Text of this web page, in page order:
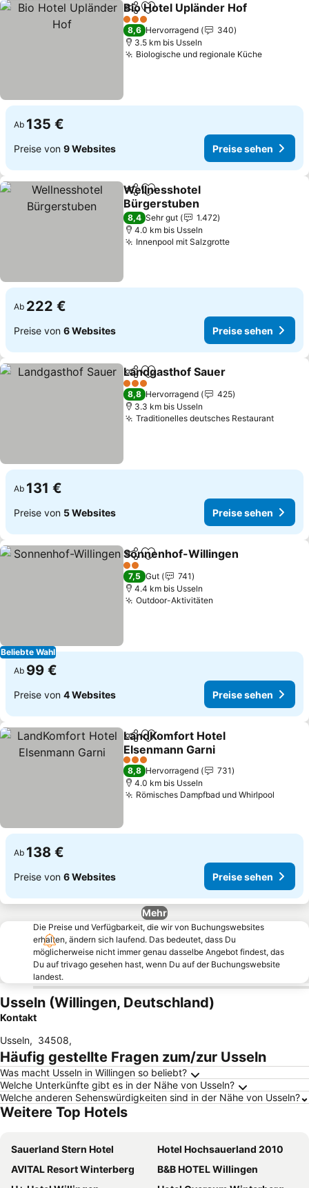
TeilenZu Favoriten hinzufügen
Bio Hotel Upländer Hof
3 Sterne
8,6 Hervorragend
340
3.5 km bis Usseln
Biologische und regionale KüchePreise
Ab 135 €
Preise von 9 Websites Preise sehen
TeilenZu Favoriten hinzufügen
Wellnesshotel
Bürgerstuben
Preise sehen
8,4 Sehr gut
1.472
4.0 km bis Usseln
Innenpool mit SalzgrottePreise sehen
Ab 222 €
Preise von 6 Websites Preise sehen
TeilenZu Favoriten hinzufügen
Landgasthof Sauer
3 Sterne
8,8 Hervorragend
425
3.3 km bis Usseln
Traditionelles deutsches RestaurantPreise
Ab 131 €
Preise von 5 Websites Preise sehen
Beliebte Wahl
TeilenZu Favoriten hinzufügen
Sonnenhof-Willingen
2 Sterne
7,5 Gut
741
4.4 km bis Usseln
Outdoor-Aktivitäten
Ab 99 €
Preise von 4 Websites Preise sehen
TeilenZu Favoriten hinzufügen
LandKomfort Hotel
Elsenmann Garni
Preise sehen
3 Sterne
8,8 Hervorragend
731
4.0 km bis Usseln
Römisches Dampfbad und Whirlpool
Ab 138 €
Preise von 6 Websites Preise sehen
Mehr
Die Preise und Verfügbarkeit, die wir von Buchungswebsites
erhalten, ändern sich laufend. Das bedeutet, dass Du
möglicherweise nicht immer genau dasselbe Angebot findest, das
Du auf trivago gesehen hast, wenn Du auf der Buchungswebsite
landest.
Usseln (Willingen, Deutschland)
Kontakt
Usseln, 34508,
Häufig gestellte Fragen zum/zur Usseln
Was macht Usseln in Willingen so beliebt?
Welche Unterkünfte gibt es in der Nähe von Usseln?
Welche anderen Sehenswürdigkeiten sind in der Nähe von Usseln?
Weitere Top Hotels
Sauerland Stern Hotel
Hotel Hochsauerland 2010
AVITAL Resort Winterberg
B&B HOTEL Willingen